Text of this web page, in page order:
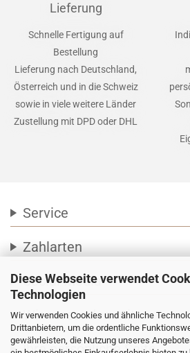
Diese Webseite verwendet
Technologien
Wir verwenden Cookies und ähnliche
Drittanbietern, um die ordentliche
gewährleisten, die Nutzung unseres
Lieferung
Schnelle Fertigung auf
Bestellung
Lieferung nach Deutschland,
Österreich und in die Schweiz
sowie in viele weitere Länder
Zustellung mit DPD oder DHL
Service
Zahlarten
Social Media
Wir versenden mit
Ihre persönliche Seite